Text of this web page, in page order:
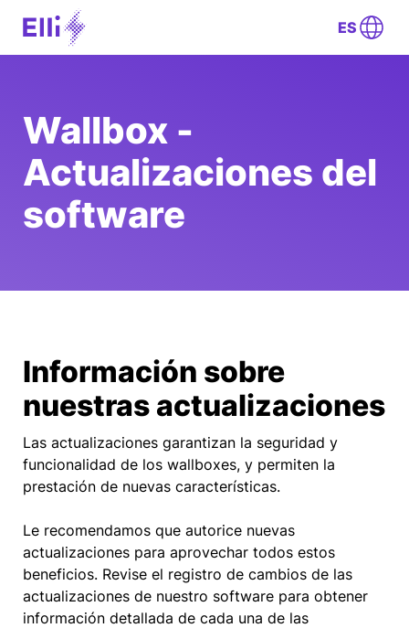
ES
Wallbox -
Actualizaciones del
software
Información sobre
nuestras actualizaciones
Las actualizaciones garantizan la seguridad y
funcionalidad de los wallboxes, y permiten la
prestación de nuevas características.
Le recomendamos que autorice nuevas
actualizaciones para aprovechar todos estos
beneficios. Revise el registro de cambios de las
actualizaciones de nuestro software para obtener
información detallada de cada una de las